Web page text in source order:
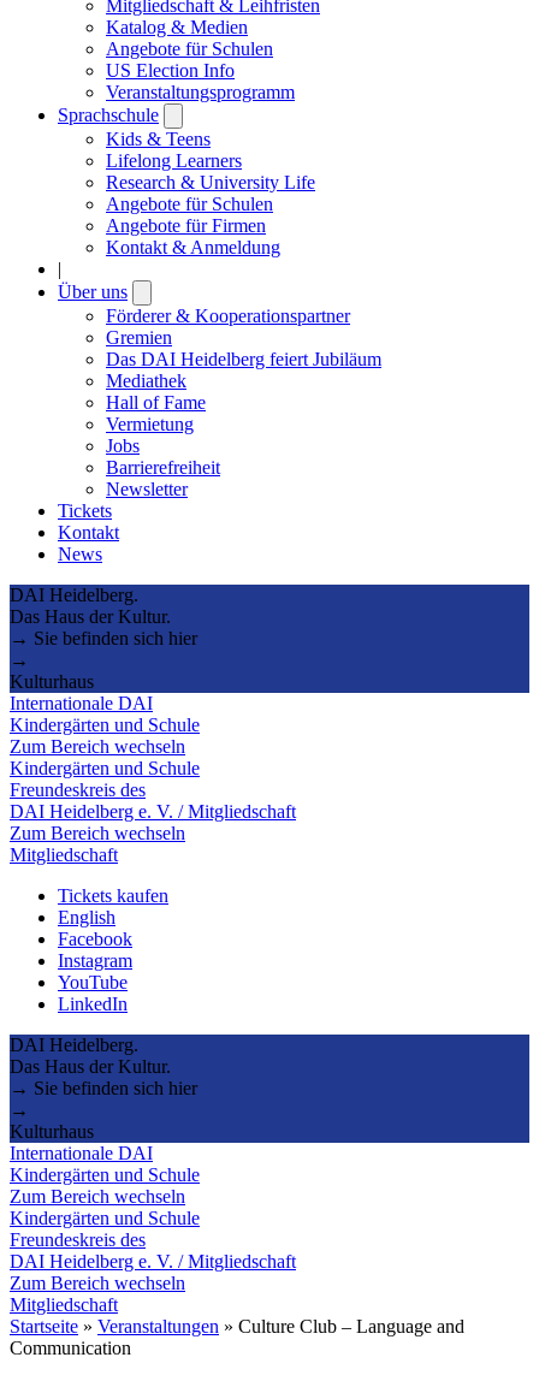
Mitgliedschaft & Leihfristen
Katalog & Medien
Angebote für Schulen
US Election Info
Veranstaltungsprogramm
Sprachschule
submenu
Kids & Teens
Lifelong Learners
Research & University Life
Angebote für Schulen
Angebote für Firmen
Kontakt & Anmeldung
|
Über uns
submenu
Förderer & Kooperationspartner
Gremien
Das DAI Heidelberg feiert Jubiläum
Mediathek
Hall of Fame
Vermietung
Jobs
Barrierefreiheit
Newsletter
Tickets
Kontakt
News
DAI Heidelberg.
Das Haus der Kultur.
→ Sie befinden sich hier
→
Kulturhaus
Internationale DAI
Kindergärten und Schule
Zum Bereich wechseln
Kindergärten und Schule
Freundeskreis des
DAI Heidelberg e. V. / Mitgliedschaft
Zum Bereich wechseln
Mitgliedschaft
Tickets kaufen
English
Facebook
Instagram
YouTube
LinkedIn
DAI Heidelberg.
Das Haus der Kultur.
→ Sie befinden sich hier
→
Kulturhaus
Internationale DAI
Kindergärten und Schule
Zum Bereich wechseln
Kindergärten und Schule
Freundeskreis des
DAI Heidelberg e. V. / Mitgliedschaft
Zum Bereich wechseln
Mitgliedschaft
Startseite » Veranstaltungen » Culture Club – Language and
Communication